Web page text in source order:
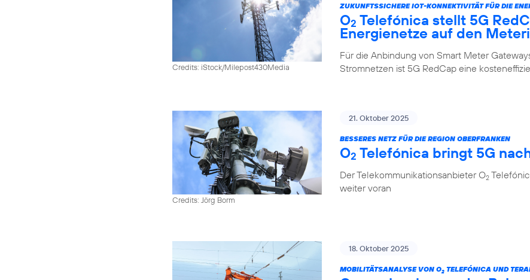
Credits: iStock/Milepost430Media
ZUKUNFTSSICHERE IOT-KONNEKTIVITÄT FÜR DIE
O2 Telefónica stellt 5G
Energienetze auf den
Für die Anbindung von Smart Meter
Stromnetzen ist 5G RedCap eine
Credits: Jörg Borm
21. Oktober 2025
BESSERES NETZ FÜR DIE REGION OBERFRANKEN
O2 Telefónica bringt 5G
Der Telekommunikationsanbieter O2
weiter voran
18. Oktober 2025
MOBILITÄTSANALYSE VON O2 TELEFÓNICA UND